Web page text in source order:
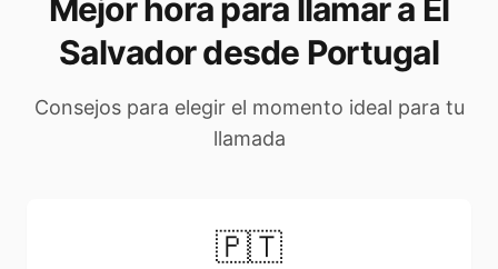
Mejor hora para llamar a El
Salvador desde Portugal
Consejos para elegir el momento ideal para tu
llamada
🇵🇹